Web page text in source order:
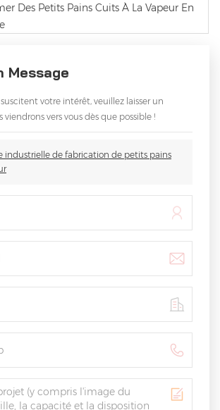
Des Petits Pains Cuits À La Vapeur En
Message
votre intérêt, veuillez laisser un
viendrons vers vous dès que possible !
industrielle de fabrication de petits pains